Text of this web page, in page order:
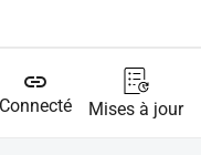
link
Connecté Mises à jour